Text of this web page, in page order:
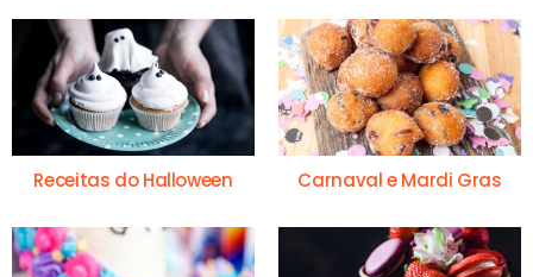
Receitas do Halloween Carnaval e Mardi Gras